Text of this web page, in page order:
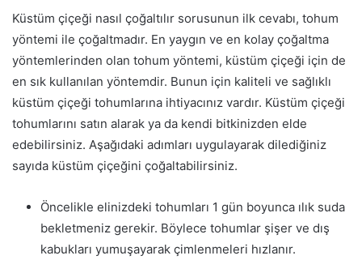
Küstüm çiçeği nasıl çoğaltılır sorusunun ilk cevabı, tohum
yöntemi ile çoğaltmadır. En yaygın ve en kolay çoğaltma
yöntemlerinden olan tohum yöntemi, küstüm çiçeği için de
en sık kullanılan yöntemdir. Bunun için kaliteli ve sağlıklı
küstüm çiçeği tohumlarına ihtiyacınız vardır. Küstüm çiçeği
tohumlarını satın alarak ya da kendi bitkinizden elde
edebilirsiniz. Aşağıdaki adımları uygulayarak dilediğiniz
sayıda küstüm çiçeğini çoğaltabilirsiniz.
Öncelikle elinizdeki tohumları 1 gün boyunca ılık suda
bekletmeniz gerekir. Böylece tohumlar şişer ve dış
kabukları yumuşayarak çimlenmeleri hızlanır.